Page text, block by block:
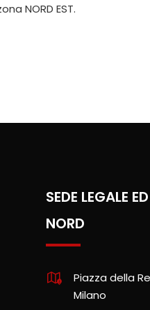
NORD EST.
SEDE LEGALE
NORD
Piazza della
Milano